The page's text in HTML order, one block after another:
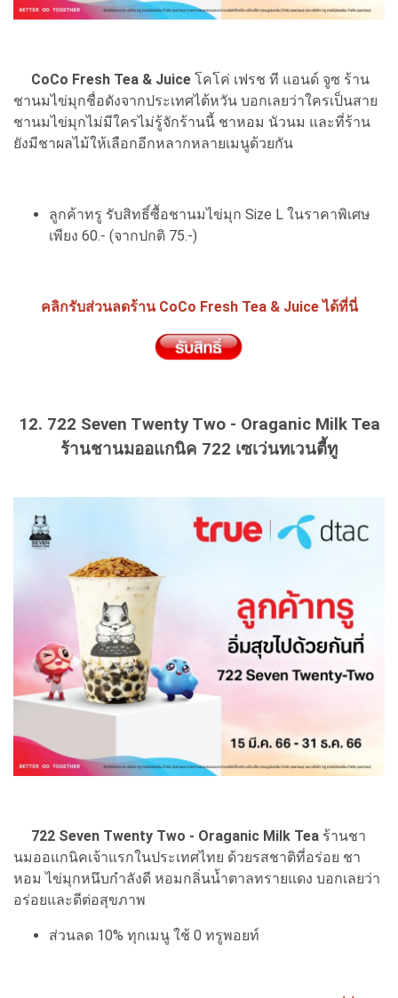
CoCo Fresh Tea & Juice โคโค่ เฟรช ที แอนด์ จูซ ร้าน
ชานมไข่มุกชื่อดังจากประเทศไต้หวัน บอกเลยว่าใครเป็นสาย
ชานมไข่มุกไม่มีใครไม่รู้จักร้านนี้ ชาหอม นัวนม และที่ร้าน
ยังมีชาผลไม้ให้เลือกอีกหลากหลายเมนูด้วยกัน
ลูกค้าทรู รับสิทธิ์ซื้อชานมไข่มุก Size L ในราคาพิเศษ
เพียง 60.- (จากปกติ 75.-)
คลิกรับส่วนลดร้าน CoCo Fresh Tea & Juice ได้ที่นี่
12. 722 Seven Twenty Two - Oraganic Milk Tea
ร้านชานมออแกนิค 722 เซเว่นทเวนตี้ทู
722 Seven Twenty Two - Oraganic Milk Tea ร้านชา
นมออแกนิคเจ้าแรกในประเทศไทย ด้วยรสชาติที่อร่อย ชา
หอม ไข่มุกหนึบกำลังดี หอมกลิ่นน้ำตาลทรายแดง บอกเลยว่า
อร่อยและดีต่อสุขภาพ
ส่วนลด 10% ทุกเมนู ใช้ 0 ทรูพอยท์